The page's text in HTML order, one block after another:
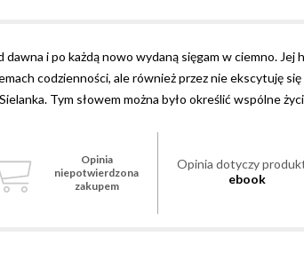
dawna i po każdą nowo wydaną sięgam w ciemno.
codzienności, ale również przez nie ekscytuję
Tym słowem można było określić wspólne
córką, brakiem trosk finansowych, pięknym
spokojne życie powoli zaczyna zmieniać się w
umierającego nastolatka, Lauren, która postanawia
Opinia
niepotwierdzona
zakupem
Opinia dotyczy
ebook